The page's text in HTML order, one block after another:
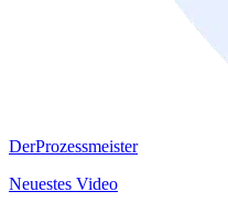
DerProzessmeister
Neuestes Video